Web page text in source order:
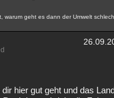
warum geht es dann der Umwelt
hier gut geht und das